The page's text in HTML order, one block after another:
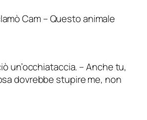
Cam – Questo animale
un’occhiataccia. –Anche tu,
dovrebbe stupireme, non